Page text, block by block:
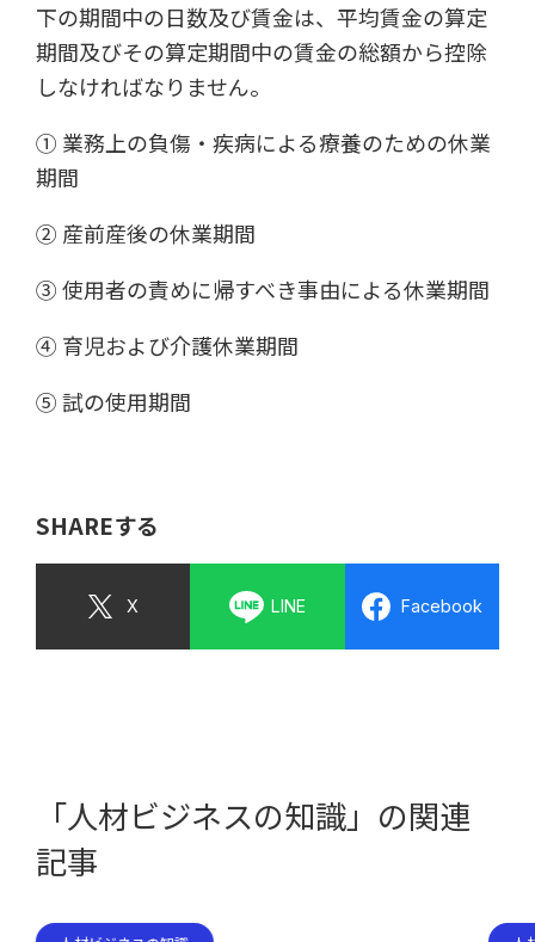
下の期間中の日数及び賃金は、平均賃金の算定
期間及びその算定期間中の賃金の総額から控除
しなければなりません。
① 業務上の負傷・疾病による療養のための休業
期間
② 産前産後の休業期間
③ 使用者の責めに帰すべき事由による休業期間
④ 育児および介護休業期間
⑤ 試の使用期間
SHAREする
X LINE Facebook
「人材ビジネスの知識」の関連
記事